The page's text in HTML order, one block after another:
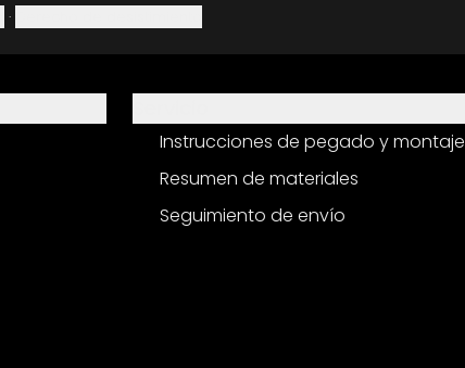
·
Instrucciones de pegado y montaje
Resumen de materiales
Seguimiento de envío